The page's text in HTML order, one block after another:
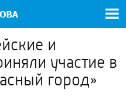
и
участие в
город»